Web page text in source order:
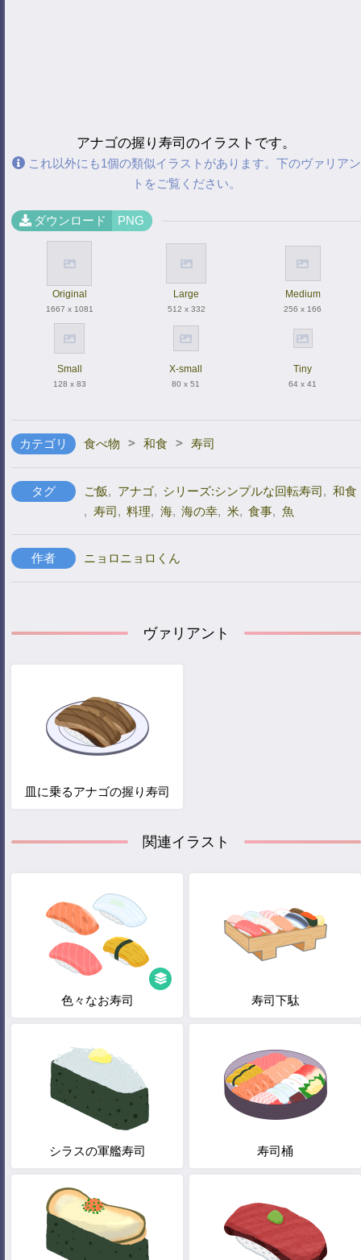
アナゴの握り寿司のイラストです。
これ以外にも1個の類似イラストがあります。下のヴァリアン
トをご覧ください。
ダウンロード PNG
Original
1667 x 1081
Large
512 x 332
Medium
256 x 166
Small
128 x 83
X-small
80 x 51
Tiny
64 x 41
カテゴリ 食べ物 > 和食 > 寿司
タグ ご飯, アナゴ, シリーズ:シンプルな回転寿司, 和食
, 寿司, 料理, 海, 海の幸, 米, 食事, 魚
作者 ニョロニョロくん
ヴァリアント
皿に乗るアナゴの握り寿司
関連イラスト
色々なお寿司 寿司下駄
シラスの軍艦寿司 寿司桶